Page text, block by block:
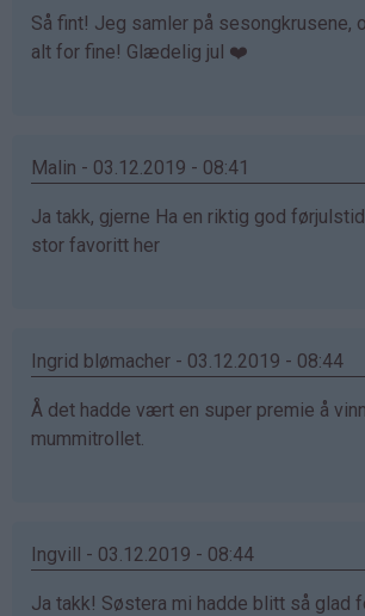
Så fint! Jeg samler på sesongkrusene,
alt for fine! Glædelig jul ❤️
Malin - 03.12.2019 - 08:41
Ja takk, gjerne Ha en riktig god
stor favoritt her
Ingrid blømacher - 03.12.2019 - 08:44
Å det hadde vært en super premie å
mummitrollet.
Ingvill - 03.12.2019 - 08:44
Ja takk! Søstera mi hadde blitt så glad